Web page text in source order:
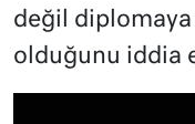
değil
olduğunu iddia